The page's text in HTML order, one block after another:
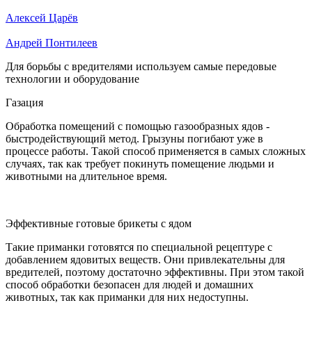
Алексей Царёв
Андрей Понтилеев
Для борьбы с вредителями используем самые передовые
технологии и оборудование
Газация
Обработка помещений с помощью газообразных ядов -
быстродействующий метод. Грызуны погибают уже в
процессе работы. Такой способ применяется в самых сложных
случаях, так как требует покинуть помещение людьми и
животными на длительное время.
Эффективные готовые брикеты с ядом
Такие приманки готовятся по специальной рецептуре с
добавлением ядовитых веществ. Они привлекательны для
вредителей, поэтому достаточно эффективны. При этом такой
способ обработки безопасен для людей и домашних
животных, так как приманки для них недоступны.